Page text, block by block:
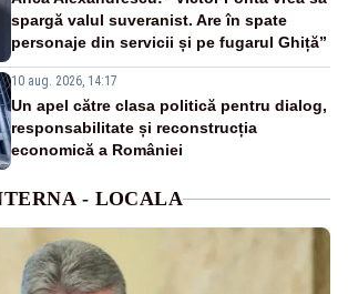
spargă valul suveranist. Are în spate
personaje din servicii și pe fugarul Ghiță”
10 aug. 2026, 14:17
Un apel către clasa politică pentru dialog,
responsabilitate și reconstrucția
economică a României
- LOCALA